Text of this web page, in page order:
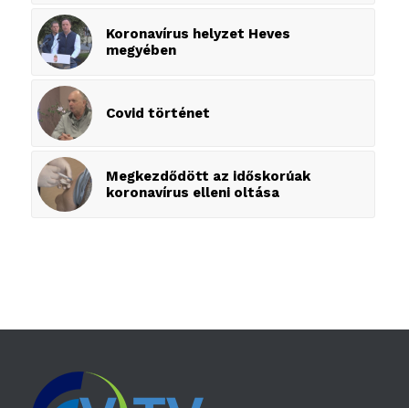
Koronavírus helyzet Heves
megyében
Covid történet
Megkezdődött az időskorúak
koronavírus elleni oltása